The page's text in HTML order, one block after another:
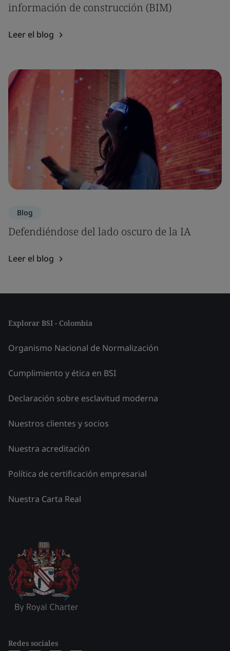
información de construcción (BIM)
Leer el blog
Blog
Defendiéndose del lado oscuro de la IA
Leer el blog
Explorar BSI - Colombia
Organismo Nacional de Normalización
Cumplimiento y ética en BSI
Declaración sobre esclavitud moderna
Nuestros clientes y socios
Nuestra acreditación
Política de certificación empresarial
Nuestra Carta Real
Redes sociales